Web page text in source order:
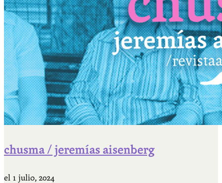
chusma / jeremías aisenberg
el 1 julio, 2024